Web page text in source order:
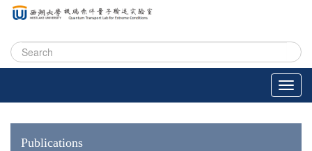
Publications